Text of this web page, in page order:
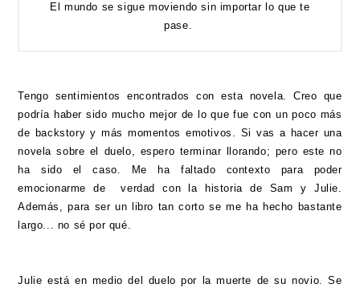
El mundo se sigue moviendo sin importar lo que te
pase.
Tengo sentimientos encontrados con esta novela. Creo que
podría haber sido mucho mejor de lo que fue con un poco más
de backstory y más momentos emotivos. Si vas a hacer una
novela sobre el duelo, espero terminar llorando; pero este no
ha sido el caso. Me ha faltado contexto para poder
emocionarme de verdad con la historia de Sam y Julie.
Además, para ser un libro tan corto se me ha hecho bastante
largo... no sé por qué.
Julie está en medio del duelo por la muerte de su novio. Se